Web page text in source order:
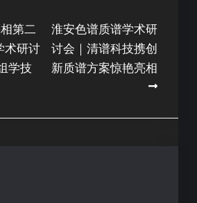
第二
术研讨
学技
淮安色谱质谱学术研
讨会｜清谱科技携创
新质谱方案惊艳亮相